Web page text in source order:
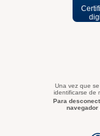
Una vez que
identificarse de
Para
navegador